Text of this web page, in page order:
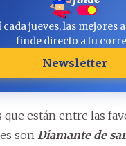
cada jueves, las mejores
finde directo a tu
Newsletter
que están entre las
son Diamante de